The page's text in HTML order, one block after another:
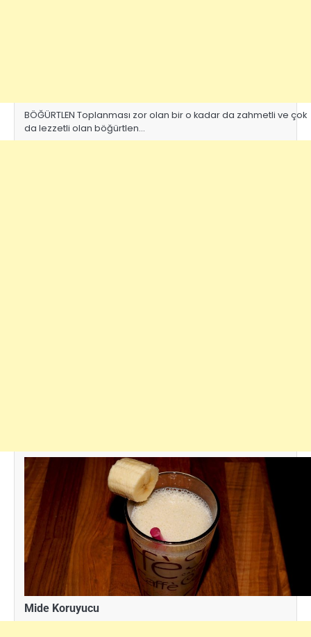
BÖĞÜRTLEN Toplanması zor olan bir o kadar da zahmetli ve çok
da lezzetli olan böğürtlen…
Mide Koruyucu